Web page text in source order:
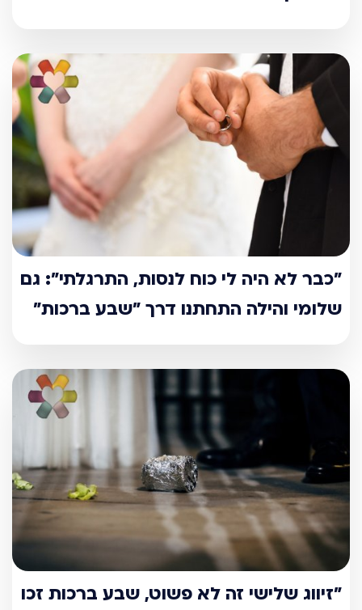
"כבר לא היה לי כוח לנסות, התרגלתי": גם
שלומי והילה התחתנו דרך "שבע ברכות"
"זיווג שלישי זה לא פשוט, שבע ברכות זכו